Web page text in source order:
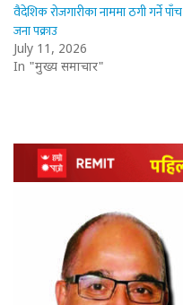
वैदेशिक रोजगारीका नाममा ठगी गर्ने पाँच
जना पक्राउ
July 11, 2026
In "मुख्य समाचार"